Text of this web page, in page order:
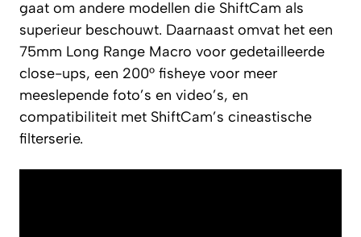
gaat om andere modellen die ShiftCam als
superieur beschouwt. Daarnaast omvat het een
75mm Long Range Macro voor gedetailleerde
close-ups, een 200° fisheye voor meer
meeslepende foto’s en video’s, en
compatibiliteit met ShiftCam’s cineastische
filterserie.